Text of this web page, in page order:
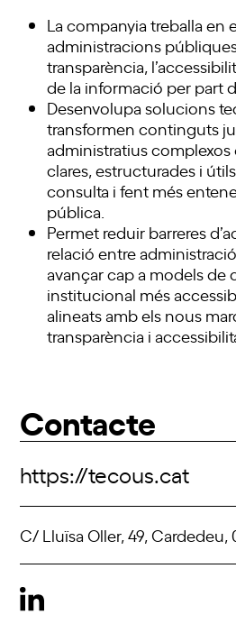
La companyia treballa en
administracions
transparència,
de la informació per part
Desenvolupa solucions
transformen continguts
administratius
clares, estructurades i
consulta i fent més
pública.
Permet reduir barreres
relació entre
avançar cap a models de
institucional més
alineats amb els nous
transparència i
Contacte
https://tecous.cat
C/ Lluïsa Oller, 49, Cardedeu,